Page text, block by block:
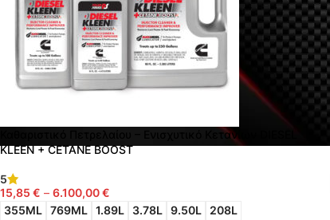
Καθαριστικό Πετρελαίου – Ενισχυτικό Κετανίων DIESEL
KLEEN + CETANE BOOST
5
15,85 € – 6.100,00€
Επιλογή
355ML 769ML 1.89L 3.78L 9.50L 208L